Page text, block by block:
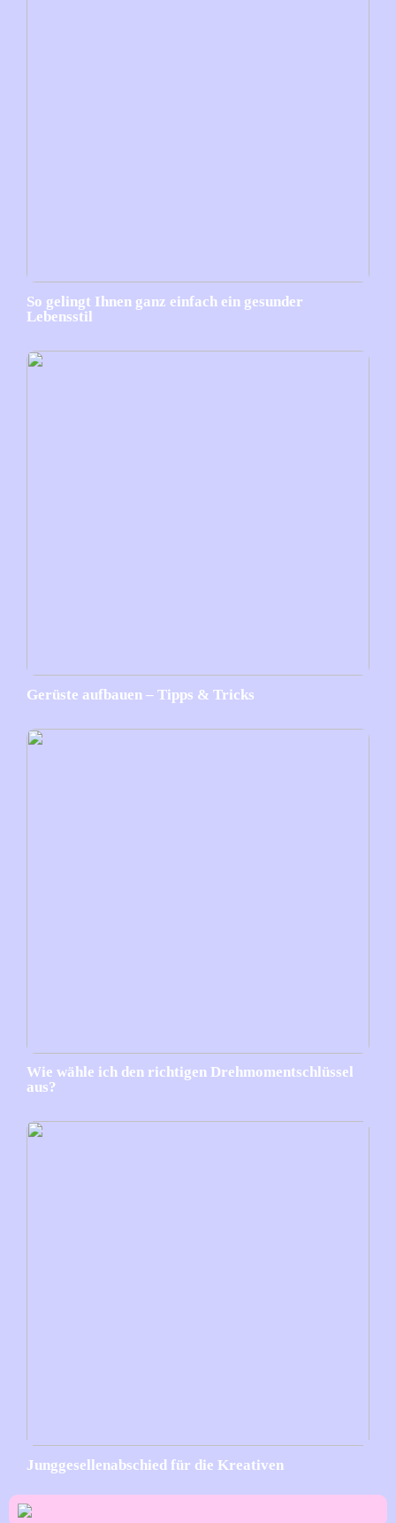
So gelingt Ihnen ganz einfach ein gesunder
Lebensstil
Gerüste aufbauen – Tipps & Tricks
Wie wähle ich den richtigen Drehmomentschlüssel
aus?
Junggesellenabschied für die Kreativen